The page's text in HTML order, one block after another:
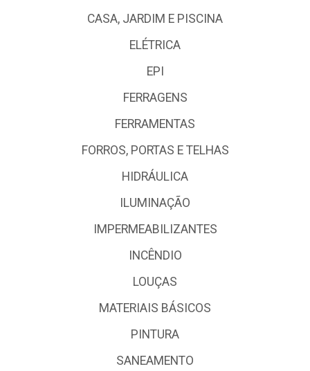
CASA, JARDIM E PISCINA
ELÉTRICA
EPI
FERRAGENS
FERRAMENTAS
FORROS, PORTAS E TELHAS
HIDRÁULICA
ILUMINAÇÃO
IMPERMEABILIZANTES
INCÊNDIO
LOUÇAS
MATERIAIS BÁSICOS
PINTURA
SANEAMENTO